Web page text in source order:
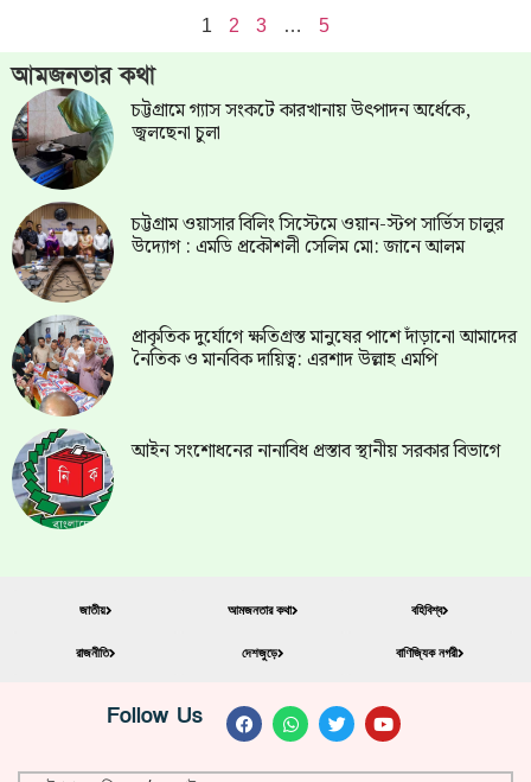
1 2 3 … 5
আমজনতার কথা
চট্টগ্রামে গ্যাস সংকটে কারখানায় উৎপাদন অর্ধেকে,
জ্বলছেনা চুলা
চট্টগ্রাম ওয়াসার বিলিং সিস্টেমে ওয়ান-স্টপ সার্ভিস চালুর
উদ্যোগ : এমডি প্রকৌশলী সেলিম মো: জানে আলম
প্রাকৃতিক দুর্যোগে ক্ষতিগ্রস্ত মানুষের পাশে দাঁড়ানো আমাদের
নৈতিক ও মানবিক দায়িত্ব: এরশাদ উল্লাহ এমপি
আইন সংশোধনের নানাবিধ প্রস্তাব স্থানীয় সরকার বিভাগে
জাতীয়
রাজনীতি
আমজনতার কথা
দেশজুড়ে
বহিবিশ্ব
বাণিজ্যিক নগরী
Follow Us